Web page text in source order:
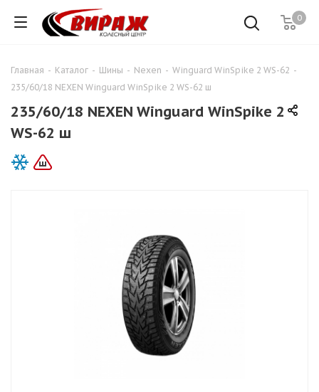
0
Главная - Каталог - Шины - Nexen - Winguard WinSpike 2 WS-62 -
235/60/18 NEXEN Winguard WinSpike 2 WS-62 ш
235/60/18 NEXEN Winguard WinSpike 2
WS-62 ш